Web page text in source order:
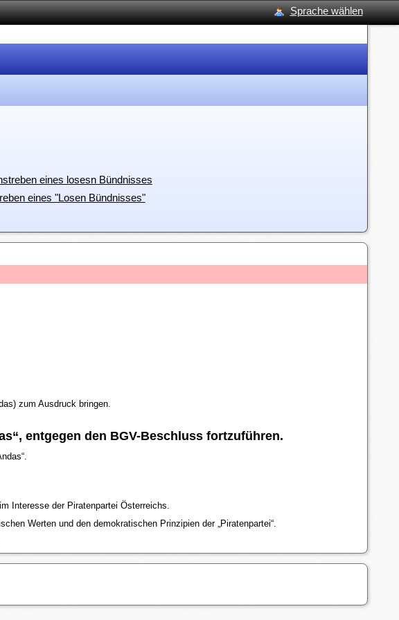
Sprache wählen
eines losesn Bündnisses
eines "Losen Bündnisses"
zum Ausdruck bringen.
entgegen den BGV-Beschluss fortzuführen.
Interesse der Piratenpartei Österreichs.
Werten und den demokratischen Prinzipien der „Piratenpartei“.